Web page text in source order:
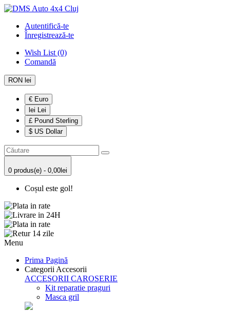
Autentifică-te
Înregistrează-te
Wish List (0)
Comandă
RON lei
€ Euro
lei Lei
£ Pound Sterling
$ US Dollar
0 produs(e) - 0,00lei
Coșul este gol!
Menu
Prima Pagină
Categorii Accesorii
ACCESORII CAROSERIE
Kit reparatie praguri
Masca gril